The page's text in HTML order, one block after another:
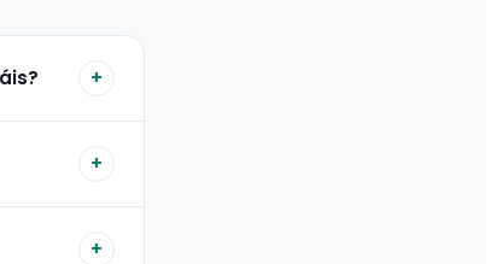
+
entregamos +
+